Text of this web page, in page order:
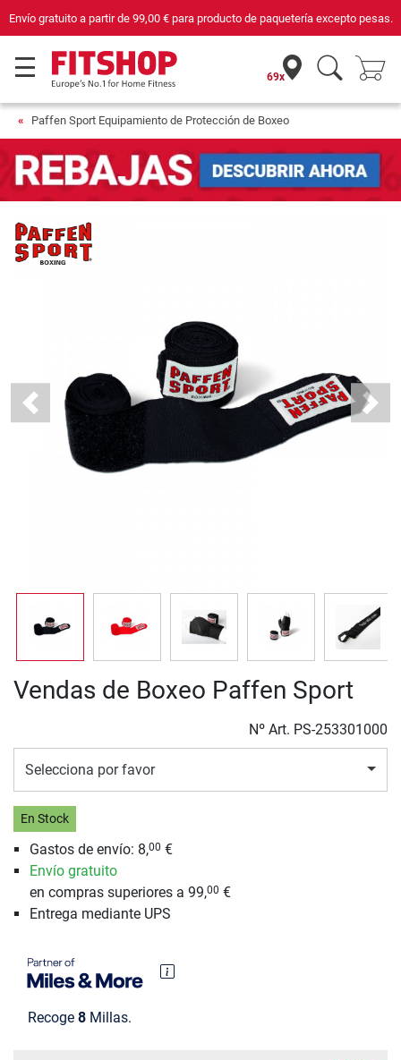
Envío gratuito a partir de 99,00 €para producto de paquetería excepto pesas.
69x
Paffen Sport Equipamiento de Protección de Boxeo
Previous Next
Vendas de Boxeo Paffen Sport
Nº Art. PS-253301000
Selecciona por favor
En Stock
Gastos de envío: 8,00 €
Envío gratuito
en compras superiores a 99,00 €
Entrega mediante UPS
Recoge 8 Millas.